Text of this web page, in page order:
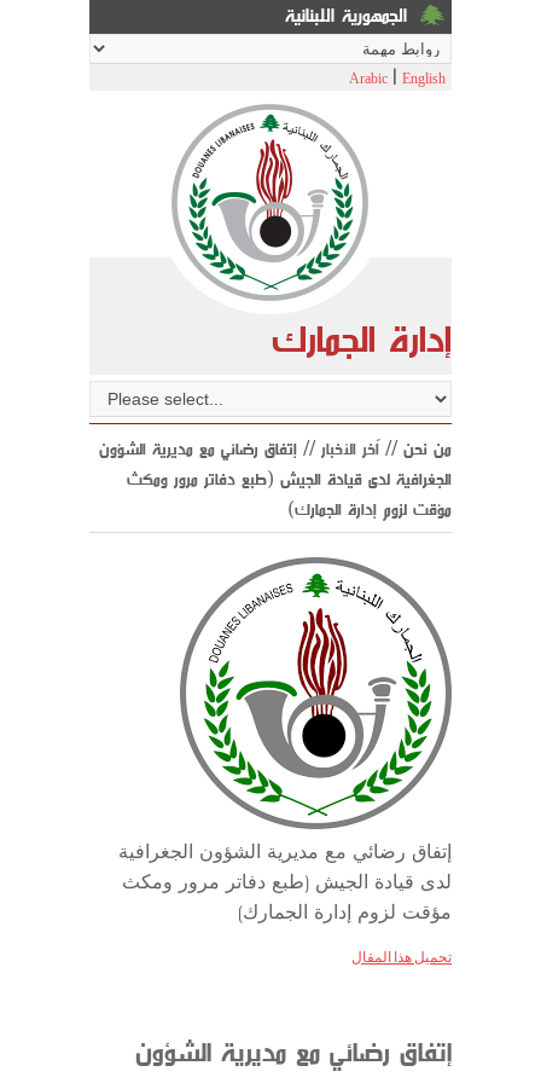
الجمهورية اللبنانية
Arabic English
إدارة الجمارك
من نحن // اّخر الأخبار// إتفاق رضائي مع مديرية الشؤون
الجغرافية لدى قيادة الجيش (طبع دفاتر مرور ومكث
مؤقت لزوم إدارة الجمارك)
إتفاق رضائي مع مديرية الشؤون الجغرافية
لدى قيادة الجيش (طبع دفاتر مرور ومكث
مؤقت لزوم إدارة الجمارك)
تحميل هذا المقال
إتفاق رضائي مع مديرية الشؤون